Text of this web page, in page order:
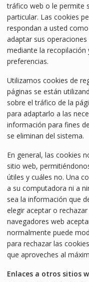
tráfico web o le permite
particular. Las cookies
respondan a usted
adaptar sus
mediante la
preferencias.
Utilizamos cookies de
páginas se están
sobre el tráfico de la
para adaptarlo a las
información para fines
se eliminan del sistema.
En general, las cookies
sitio web,
útiles y cuáles no. Una
a su computadora ni a
sea la información que
elegir aceptar o
navegadores web
normalmente puede
para rechazar las
que aproveches al
Enlaces a otros sitios